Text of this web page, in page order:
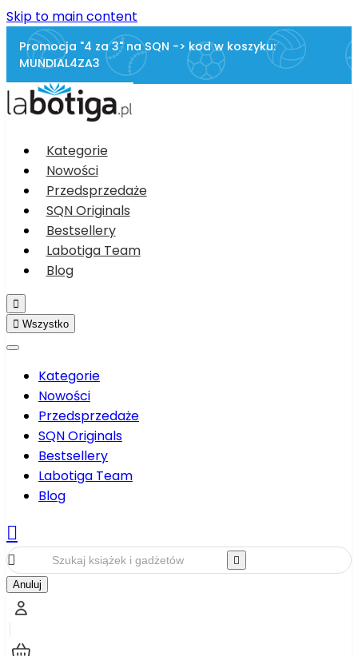
Skip to main content
Promocja "4 za 3" na SQN -> kod w koszyku:
MUNDIAL4ZA3
Kategorie
Nowości
Przedsprzedaże
SQN Originals
Bestsellery
Labotiga Team
Blog

 Wszystko
Kategorie
Nowości
Przedsprzedaże
SQN Originals
Bestsellery
Labotiga Team
Blog



Anuluj